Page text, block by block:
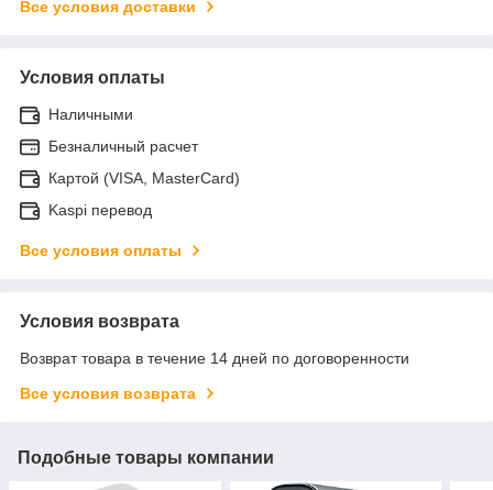
Все условия доставки
Условия оплаты
Наличными
Безналичный расчет
Картой (VISA, MasterCard)
Kaspi перевод
Все условия оплаты
Условия возврата
Возврат товара в течение 14 дней по договоренности
Все условия возврата
Подобные товары компании